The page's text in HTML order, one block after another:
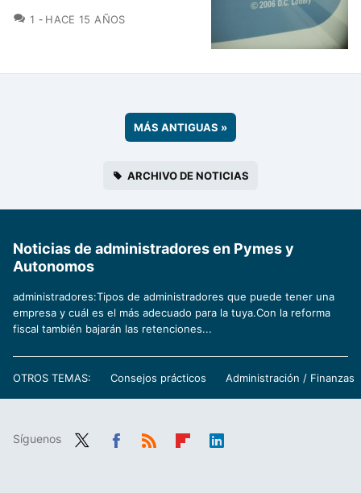
1 COMENTARIOS
HACE 15 AÑOS
MÁS ANTIGUAS »
ARCHIVO DE NOTICIAS
Noticias de administradores en Pymes y
Autonomos
administradores:Tipos de administradores que puede tener una
empresa y cuál es el más adecuado para la tuya.Con la reforma
fiscal también bajarán las retenciones...
OTROS TEMAS: Consejos prácticos Administración / Finanzas
Síguenos